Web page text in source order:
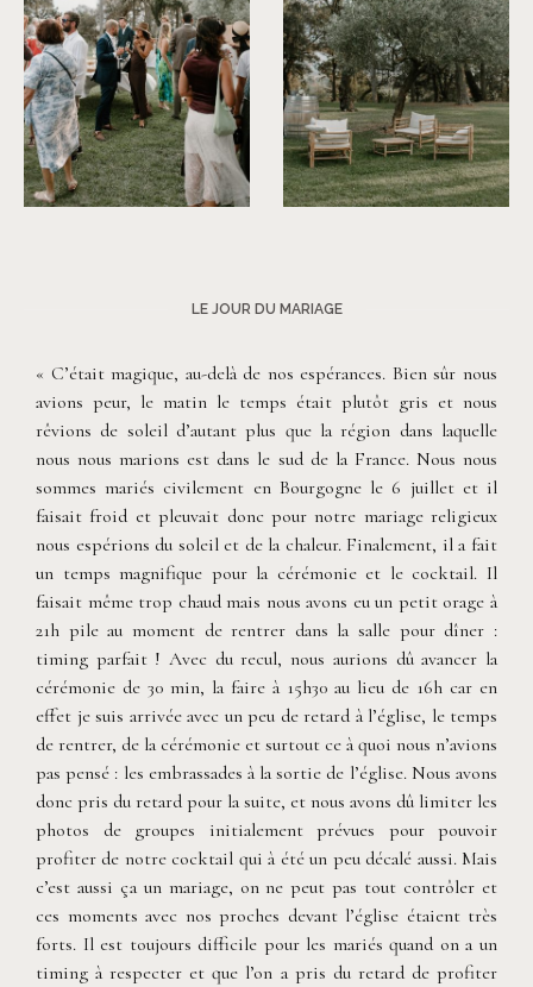
LE JOUR DU MARIAGE
« C’était magique, au-delà de nos espérances. Bien sûr nous
avions peur, le matin le temps était plutôt gris et nous
rêvions de soleil d’autant plus que la région dans laquelle
nous nous marions est dans le sud de la France. Nous nous
sommes mariés civilement en Bourgogne le 6 juillet et il
faisait froid et pleuvait donc pour notre mariage religieux
nous espérions du soleil et de la chaleur. Finalement, il a fait
un temps magnifique pour la cérémonie et le cocktail. Il
faisait même trop chaud mais nous avons eu un petit orage à
21h pile au moment de rentrer dans la salle pour dîner :
timing parfait ! Avec du recul, nous aurions dû avancer la
cérémonie de 30 min, la faire à 15h30 au lieu de 16h car en
effet je suis arrivée avec un peu de retard à l’église, le temps
de rentrer, de la cérémonie et surtout ce à quoi nous n’avions
pas pensé : les embrassades à la sortie de l’église. Nous avons
donc pris du retard pour la suite, et nous avons dû limiter les
photos de groupes initialement prévues pour pouvoir
profiter de notre cocktail qui à été un peu décalé aussi. Mais
c’est aussi ça un mariage, on ne peut pas tout contrôler et
ces moments avec nos proches devant l’église étaient très
forts. Il est toujours difficile pour les mariés quand on a un
timing à respecter et que l’on a pris du retard de profiter